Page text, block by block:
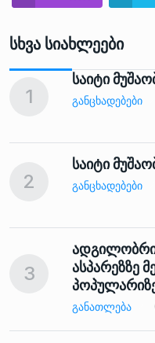
Სხვა Სიახლეები
1
საიტი
ᲒᲐᲜᲪᲮᲐᲓᲔᲑᲔᲑᲘ
2
საიტი
ᲒᲐᲜᲪᲮᲐᲓᲔᲑᲔᲑᲘ
3
ასპარეზზე
ᲒᲐᲜᲐᲗᲚᲔᲑᲐ